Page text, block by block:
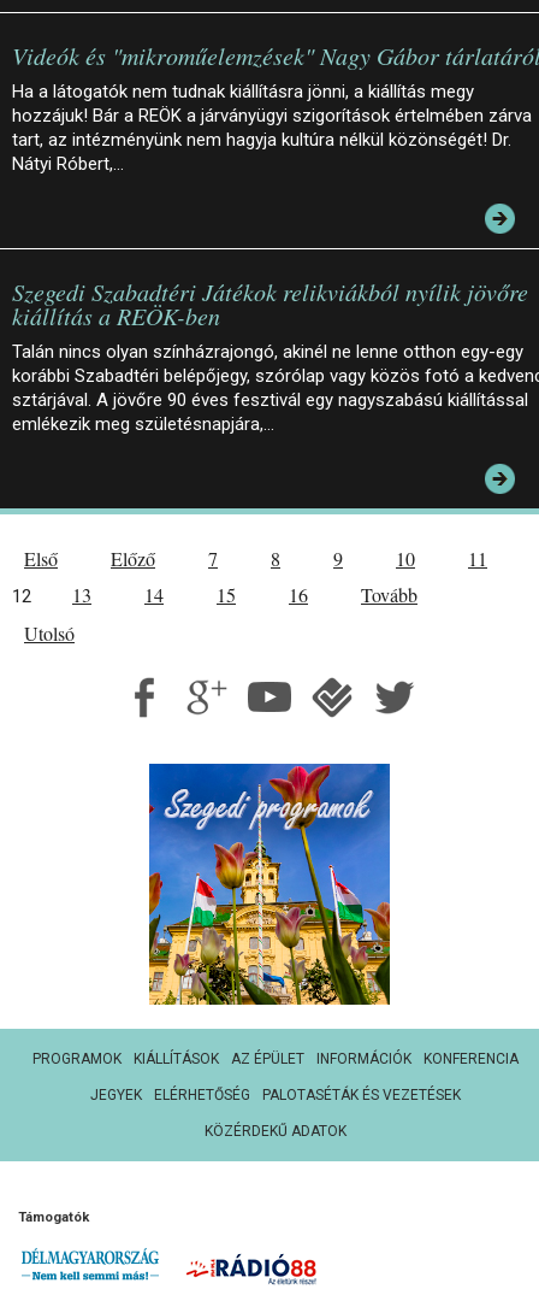
Videók és "mikroműelemzések" Nagy Gábor
Ha a látogatók nem tudnak kiállításra jönni, a kiállítás megy
hozzájuk! Bár a REÖK a járványügyi szigorítások értelmében zárva
tart, az intézményünk nem hagyja kultúra nélkül közönségét! Dr.
Nátyi Róbert,…
Szegedi Szabadtéri Játékok relikviákból nyílik jövőre
kiállítás a REÖK-ben
Talán nincs olyan színházrajongó, akinél ne lenne otthon egy-egy
korábbi Szabadtéri belépőjegy, szórólap vagy közös fotó a
sztárjával. A jövőre 90 éves fesztivál egy nagyszabású kiállítással
emlékezik meg születésnapjára,…
Első Előző 7 8 9 10 11
12 13 14 15 16
Tovább
Utolsó
PROGRAMOK KIÁLLÍTÁSOK AZ ÉPÜLET INFORMÁCIÓK KONFERENCIA
JEGYEK ELÉRHETŐSÉG PALOTASÉTÁK ÉS VEZETÉSEK
KÖZÉRDEKŰ ADATOK
Támogatók